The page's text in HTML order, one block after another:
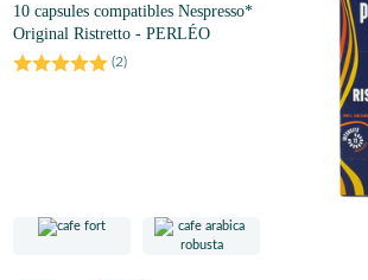
10 capsules compatibles Nespresso*
Original Ristretto - PERLÉO
(2)